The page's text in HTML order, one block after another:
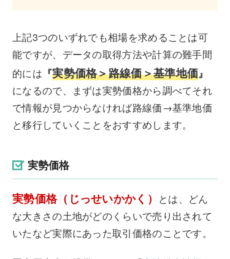
上記3つのいずれでも相場を求めることは可
能ですが、データの取得方法や計算の難手間
的には 『実勢価格＞路線価＞基準地価』
になるので、まずは実勢価格から調べてそれ
で情報が見つからなければ路線価→基準地価
と移行していくことをおすすめします。
実勢価格
実勢価格（じっせいかかく） とは、どん
な大きさの土地がどのくらいで売り出されて
いたなど実際にあった取引価格のことです。